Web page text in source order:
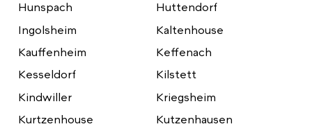
Hunspach
Huttendorf
Ingolsheim
Kaltenhouse
Kauffenheim
Keffenach
Kesseldorf
Kilstett
Kindwiller
Kriegsheim
Kurtzenhouse
Kutzenhausen